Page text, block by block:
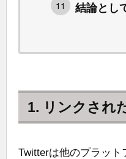
結論とし
1. リンクされ
Twitterは他のプラッ